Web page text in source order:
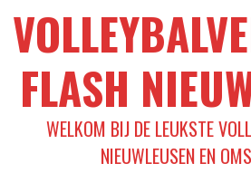
FLASH
WELKOM BIJ DE LEUKSTE
NIEUWLEUSEN EN